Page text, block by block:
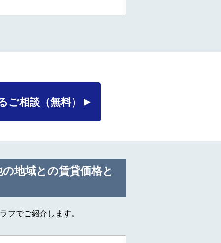
ご相談 （無料）
地域との賃貸価格と
フでご紹介します。